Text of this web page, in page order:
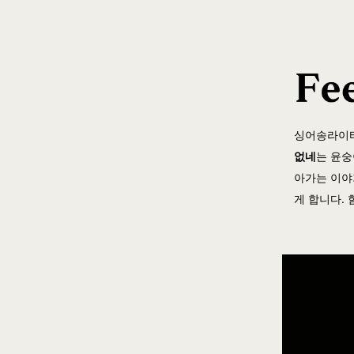
싱어송라
없네는 윤
아가는 이
게 합니다.